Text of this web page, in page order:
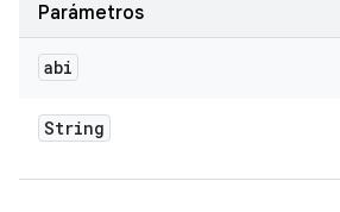
Parámetros
abi
String